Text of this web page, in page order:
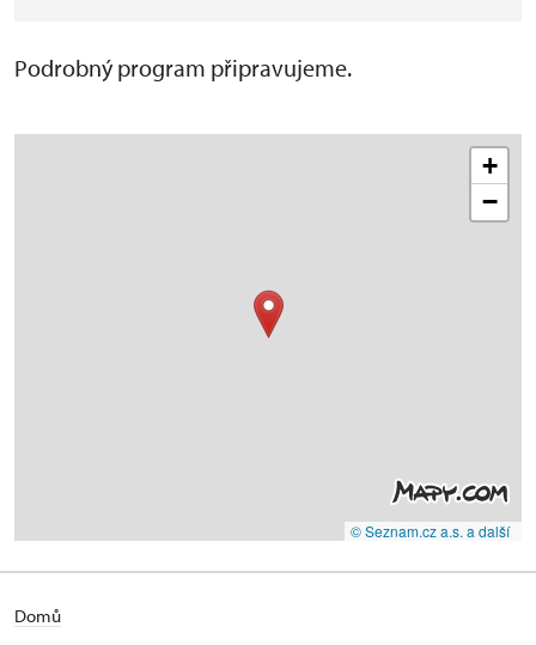
Podrobný program připravujeme.
+
−
© Seznam.cz a.s. a další
Domů